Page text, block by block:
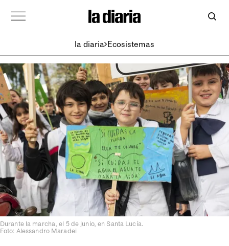
la diaria Ecosistemas
Durante la marcha, el 5 de junio, en Santa Lucía.
Foto: Alessandro Maradei